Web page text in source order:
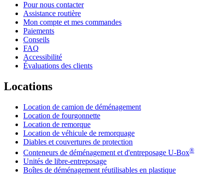
Pour nous contacter
Assistance routière
Mon compte et mes commandes
Paiements
Conseils
FAQ
Accessibilité
Évaluations des clients
Locations
Location de camion de déménagement
Location de fourgonnette
Location de remorque
Location de véhicule de remorquage
Diables et couvertures de protection
Conteneurs de déménagement et d'entreposage U-Box®
Unités de libre-entreposage
Boîtes de déménagement réutilisables en plastique